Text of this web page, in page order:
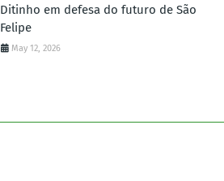
Ditinho em defesa do futuro de São
Felipe
May 12, 2026